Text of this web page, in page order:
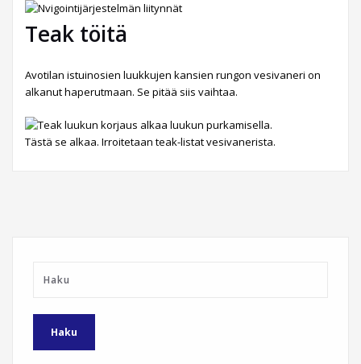
Teak töitä
Avotilan istuinosien luukkujen kansien rungon vesivaneri on
alkanut haperutmaan. Se pitää siis vaihtaa.
Tästä se alkaa. Irroitetaan teak-listat vesivanerista.